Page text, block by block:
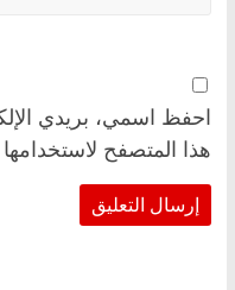
احفظ اسمي، بريدي
هذا المتصفح